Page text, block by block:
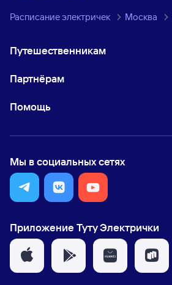
Расписание электричек Москва
Путешественникам
Партнёрам
Помощь
Мы в социальных сетях
Приложение Туту Электрички